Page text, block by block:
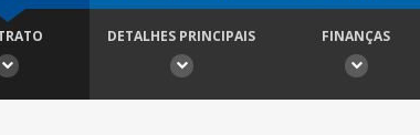
DETALHES PRINCIPAIS FINANÇAS